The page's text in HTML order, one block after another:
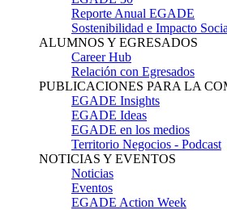
Reporte Anual EGADE
Sostenibilidad e Impacto
ALUMNOS Y EGRESADOS
Career Hub
Relación con Egresados
PUBLICACIONES PARA LA
EGADE Insights
EGADE Ideas
EGADE en los medios
Territorio Negocios - Podcast
NOTICIAS Y EVENTOS
Noticias
Eventos
EGADE Action Week